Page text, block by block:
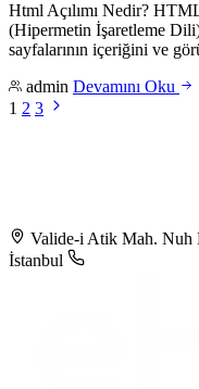
Html Açılımı Nedir?
(Hipermetin İşaretleme
sayfalarının içeriğini ve
admin Devamını Oku
1 2 3
Valide-i Atik Mah. Nuh
İstanbul